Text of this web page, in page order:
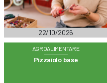
22/10/2026
AGROALIMENTARE
Pizzaiolo base